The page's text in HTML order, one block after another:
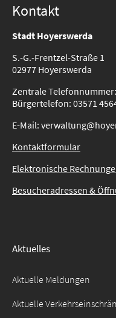
Suche
Kontakt
Stadt Hoyerswerda
S.-G.-Frentzel-Straße 1
02977 Hoyerswerda
Zentrale
Bürgertelefon: 03571
E-Mail:
Kontaktformular
Elektronische
Besucheradressen &
Aktuelles
Aktuelle Meldungen
Aktuelle